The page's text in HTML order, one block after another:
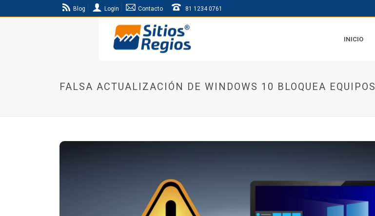
Blog Login Contacto 81 1234 0761
INICIO
FALSA ACTUALIZACIÓN DE WINDOWS 10 BLOQUEA EQUIPOS